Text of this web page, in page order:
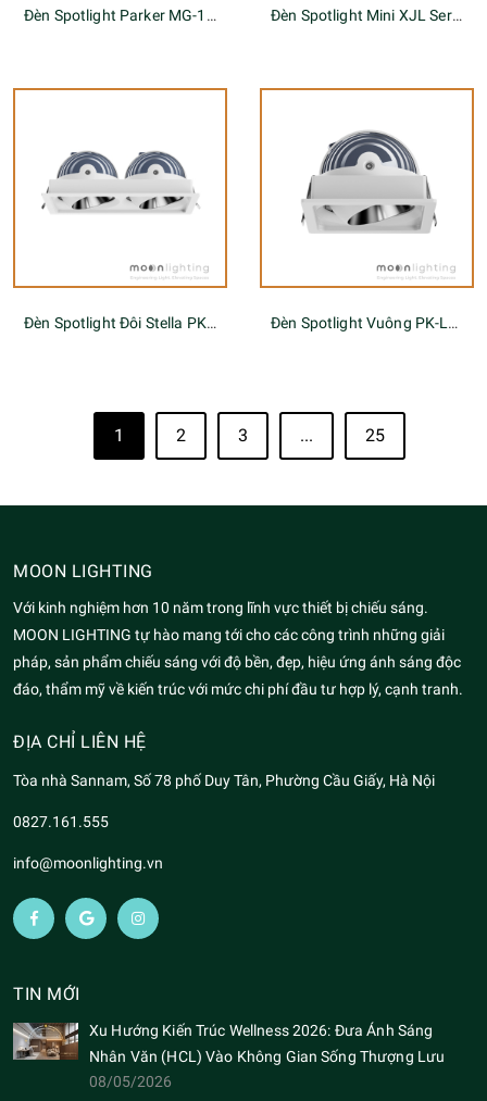
Đèn Spotlight Parker MG-1002E Series Đèn Spotlight Mini XJL Series
Đèn Spotlight Đôi Stella PK-2-LENS Series Đèn Spotlight Vuông PK-LENS Series
1 2 3 ... 25
MOON LIGHTING
Với kinh nghiệm hơn 10 năm trong lĩnh vực thiết bị chiếu sáng.
MOON LIGHTING tự hào mang tới cho các công trình những giải
pháp, sản phẩm chiếu sáng với độ bền, đẹp, hiệu ứng ánh sáng độc
đáo, thẩm mỹ về kiến trúc với mức chi phí đầu tư hợp lý, cạnh tranh.
ĐỊA CHỈ LIÊN HỆ
Tòa nhà Sannam, Số 78 phố Duy Tân, Phường Cầu Giấy, Hà Nội
0827.161.555
info@moonlighting.vn
TIN MỚI
Xu Hướng Kiến Trúc Wellness 2026: Đưa Ánh Sáng
Nhân Văn (HCL) Vào Không Gian Sống Thượng Lưu
08/05/2026